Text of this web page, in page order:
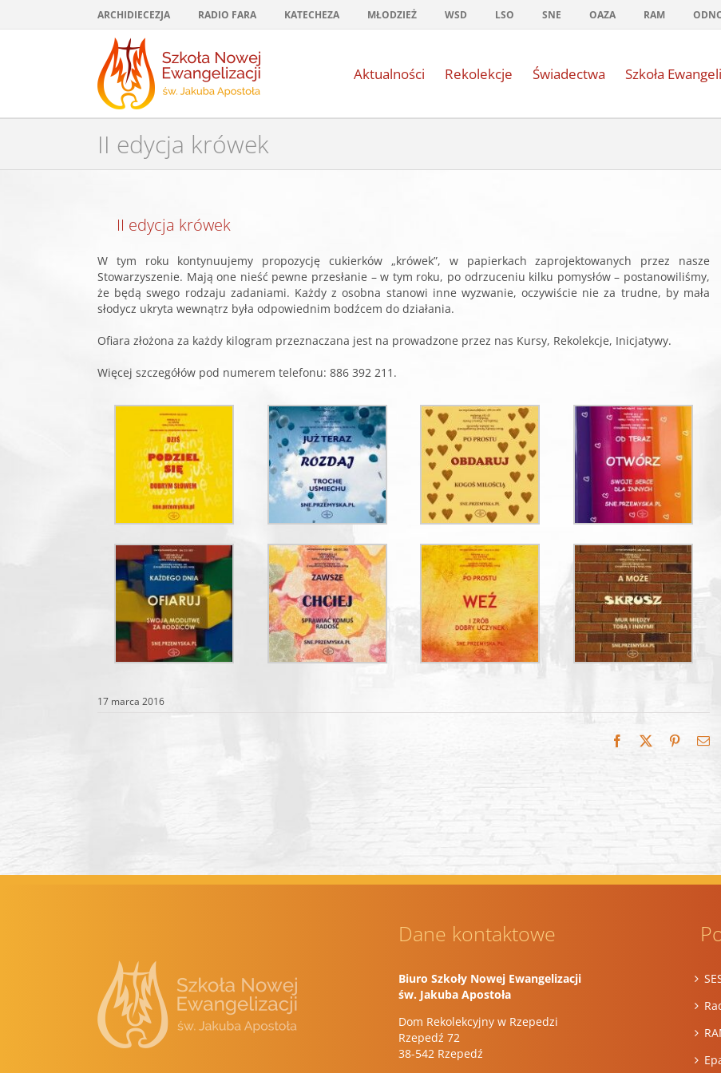
ARCHIDIECEZJA RADIO FARA KATECHEZA MŁODZIEŻ WSD LSO SNE OAZA RAM
Aktualności Rekolekcje Świadectwa Szkoła
II edycja krówek
PokażII edycja krówek
W tym roku kontynuujemy propozycję cukierków „krówek”, w papierkach zaprojektowanych przez nasze
Stowarzyszenie. Mają one nieść pewne przesłanie – w tym roku, po odrzuceniu kilku pomysłów – postanowiliśmy,
że będą swego rodzaju zadaniami. Każdy z osobna stanowi inne wyzwanie, oczywiście nie za trudne, by mała
słodycz ukryta wewnątrz była odpowiednim bodźcem do działania.
Ofiara złożona za każdy kilogram przeznaczana jest na prowadzone przez nas Kursy, Rekolekcje, Inicjatywy.
Więcej szczegółów pod numerem telefonu: 886 392 211.
17 marca 2016
Facebook Pinterest
Dane kontaktowe
Biuro Szkoły Nowej Ewangelizacji
św. Jakuba Apostoła
Dom Rekolekcyjny w Rzepedzi
Rzepedź 72
38-542 Rzepedź